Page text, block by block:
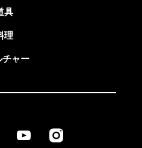
具
理
チャー